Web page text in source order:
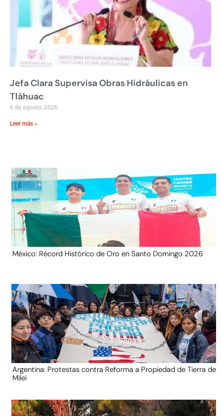
Jefa Clara Supervisa Obras Hidráulicas en
Tláhuac
6 de agosto, 2026
Leer más »
México: Récord Histórico de Oro en Santo Domingo 2026
Argentina: Protestas contra Reforma a Propiedad de Tierra de
Milei